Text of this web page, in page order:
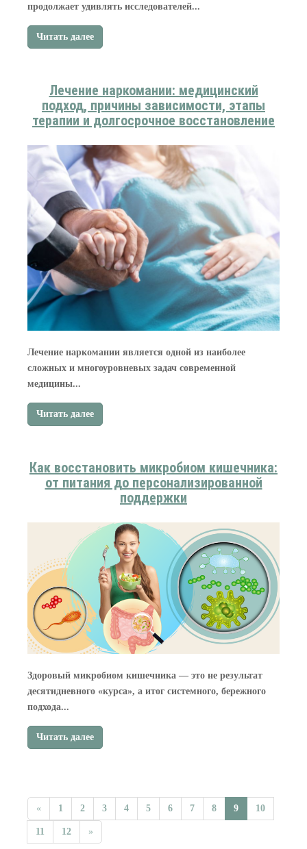
продолжает удивлять исследователей...
Читать далее
Лечение наркомании: медицинский
подход, причины зависимости, этапы
терапии и долгосрочное восстановление
Лечение наркомании является одной из наиболее
сложных и многоуровневых задач современной
медицины...
Читать далее
Как восстановить микробиом кишечника:
от питания до персонализированной
поддержки
Здоровый микробиом кишечника — это не результат
десятидневного «курса», а итог системного, бережного
подхода...
Читать далее
« 1 2 3 4 5 6 7 8 9 10
11 12 »